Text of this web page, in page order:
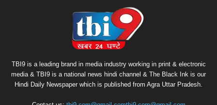
TBI9 is a leading brand in media industry working in print & electronic
media & TBI9 is a national news hindi channel & The Black Ink is our
Hindi Daily Newspaper which is published from Agra Uttar Pradesh.